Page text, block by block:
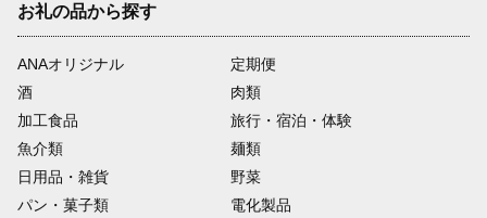
お礼の品から探す
ANAオリジナル
定期便
酒
肉類
加工食品
旅行・宿泊・体験
魚介類
麺類
日用品・雑貨
野菜
パン・菓子類
電化製品